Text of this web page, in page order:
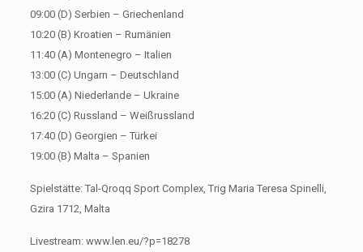
09:00 (D) Serbien – Griechenland
10:20 (B) Kroatien – Rumänien
11:40 (A) Montenegro – Italien
13:00 (C) Ungarn – Deutschland
15:00 (A) Niederlande – Ukraine
16:20 (C) Russland – Weißrussland
17:40 (D) Georgien – Türkei
19:00 (B) Malta – Spanien
Spielstätte: Tal-Qroqq Sport Complex, Trig Maria Teresa Spinelli,
Gzira 1712, Malta
Livestream: www.len.eu/?p=18278